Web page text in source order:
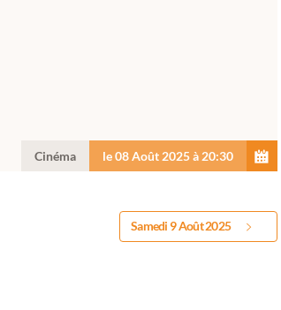
Cinéma le 08 Août 2025 à 20:30
Samedi 9 Août 2025